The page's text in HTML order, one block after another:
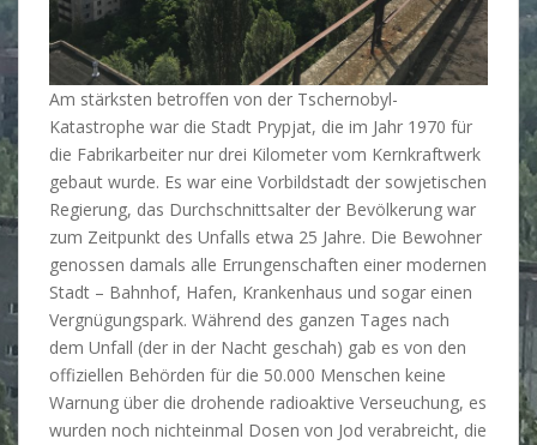
Am stärksten betroffen von der Tschernobyl-
Katastrophe war die Stadt Prypjat, die im Jahr 1970 für
die Fabrikarbeiter nur drei Kilometer vom Kernkraftwerk
gebaut wurde. Es war eine Vorbildstadt der sowjetischen
Regierung, das Durchschnittsalter der Bevölkerung war
zum Zeitpunkt des Unfalls etwa 25 Jahre. Die Bewohner
genossen damals alle Errungenschaften einer modernen
Stadt – Bahnhof, Hafen, Krankenhaus und sogar einen
Vergnügungspark. Während des ganzen Tages nach
dem Unfall (der in der Nacht geschah) gab es von den
offiziellen Behörden für die 50.000 Menschen keine
Warnung über die drohende radioaktive Verseuchung, es
wurden noch nichteinmal Dosen von Jod verabreicht, die